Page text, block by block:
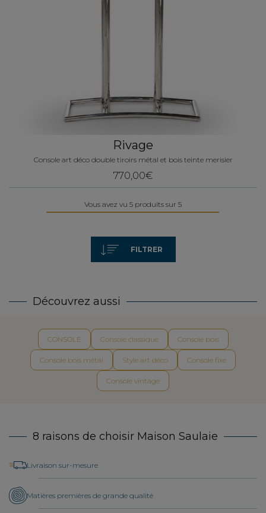
Rivage
Console art déco double tiroirs métal et bois teinte merisier
770,00€
Vous avez vu 5 produits sur 5
FILTRER
Découvrez aussi
CONSOLE Console classique Console bois
Console bois métal Style art déco Console fixe
Console vintage
8 raisons de choisir Maison Saulaie
Livraison sur-mesure
Matières premières de grande qualité